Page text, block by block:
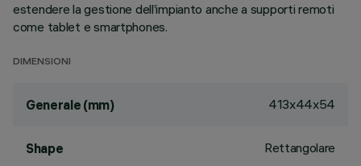
estendere la gestione dell’impianto anche a supporti remoti
come tablet e smartphones.
DIMENSIONI
Generale (mm) 413x44x54
Shape Rettangolare